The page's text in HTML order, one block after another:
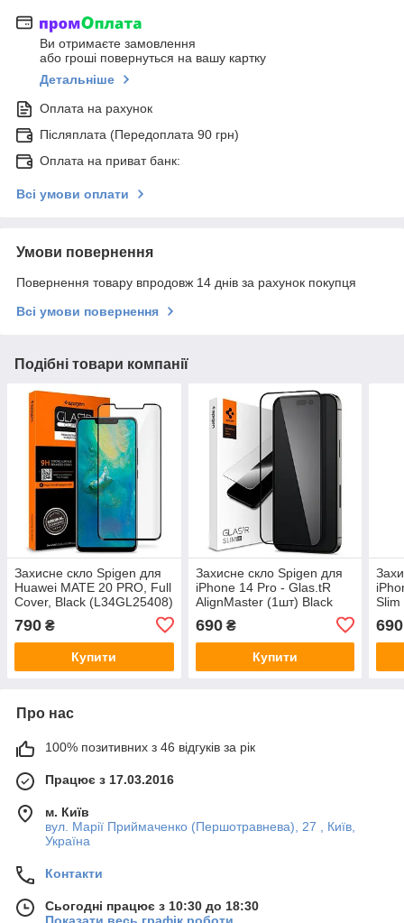
Ви отримаєте замовлення
або гроші повернуться на вашу картку
Детальніше
Оплата на рахунок
Післяплата (Передоплата 90 грн)
Оплата на приват банк:
Всі умови оплати
Умови повернення
Повернення товару впродовж 14 днів за рахунок покупця
Всі умови повернення
Подібні товари компанії
Захисне скло Spigen для
Huawei MATE 20 PRO, Full
Cover, Black (L34GL25408)
790 ₴
Купити
Захисне скло Spigen для
iPhone 14 Pro - Glas.tR
AlignMaster (1шт) Black
690₴
Купити
Slim
690
Про нас
100% позитивних з 46 відгуків за рік
Працює з 17.03.2016
м. Київ
вул. Марії Приймаченко (Першотравнева), 27 , Київ,
Україна
Контакти
Сьогодні працює з 10:30 до 18:30